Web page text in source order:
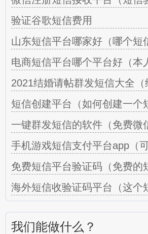
验证谷歌短信费用
山东短信平台哪家好（哪个短
电商短信平台哪个平台好（本
2021结婚请帖群发短信大全（
短信创建平台（如何创建一个
一键群发短信的软件（免费微
手机游戏短信支付平台app（
免费短信平台验证码（免费的
海外短信收验证码平台（这个
我们能做什么？